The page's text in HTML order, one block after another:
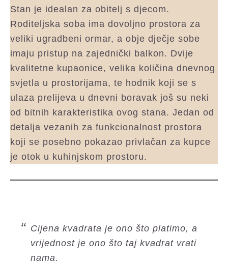
Stan je idealan za obitelj s djecom.
Roditeljska soba ima dovoljno prostora za
veliki ugradbeni ormar, a obje dječje sobe
imaju pristup na zajednički balkon. Dvije
kvalitetne kupaonice, velika količina dnevnog
svjetla u prostorijama, te hodnik koji se s
ulaza prelijeva u dnevni boravak još su neki
od bitnih karakteristika ovog stana. Jedan od
detalja vezanih za funkcionalnost prostora
koji se posebno pokazao privlačan za kupce
je otok u kuhinjskom prostoru.
Cijena kvadrata je ono što platimo, a
vrijednost je ono što taj kvadrat vrati
nama.